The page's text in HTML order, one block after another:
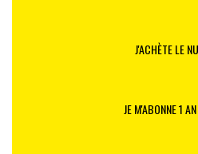
J'ACHÈTE LE
JE M'ABONNE 1